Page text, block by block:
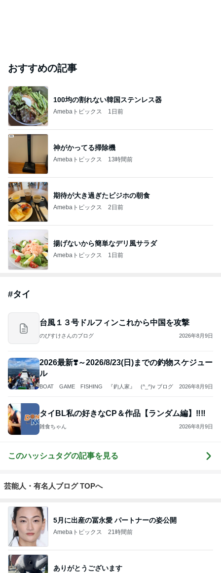
おすすめの記事
100均の割れない韓国ステンレス器
Amebaトピックス 1日前
神がかってる掃除機
Amebaトピックス 13時間前
期待が大き過ぎたビジホの朝食
Amebaトピックス 2日前
揚げないから簡単なデリ風サラダ
Amebaトピックス 1日前
#タイ
台風１３号ドルフィンこれから中国を攻撃
のびすけさんのブログ 2026年8月9日
2026最新❣️～2026/8/23(日)までの釣物スケジュー
ル
BOAT GAME FISHING 『釣人家』 (^_^)v ブログ 2026年8月9日
タイBL私の好きなCP＆作品【ランダム編】‼️‼️
雑食ちゃん 2026年8月9日
このハッシュタグの記事を見る
芸能人・有名人ブログ TOPへ
5月に出産の冨永愛 パートナーの姿公開
Amebaトピックス 21時間前
ありがとうございます